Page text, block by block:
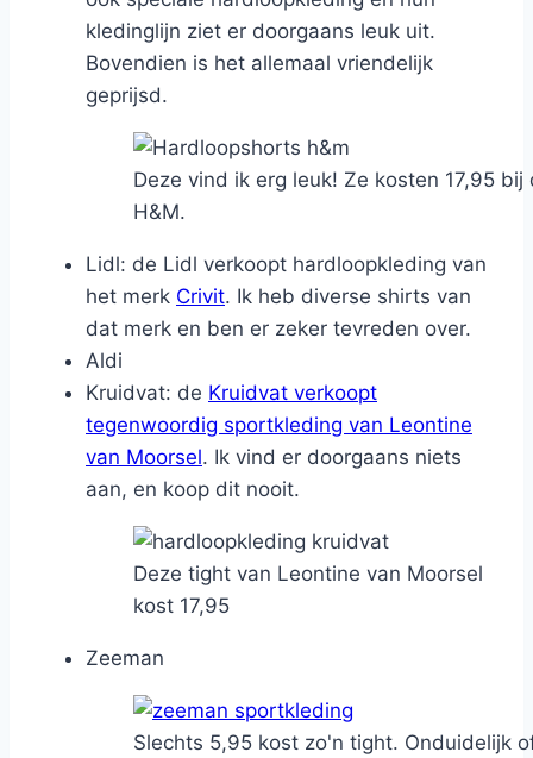
kledinglijn ziet er doorgaans leuk uit.
Bovendien is het allemaal vriendelijk
geprijsd.
Deze vind ik erg leuk! Ze kosten 17,95 bij
H&M.
Lidl: de Lidl verkoopt hardloopkleding van
het merk Crivit. Ik heb diverse shirts van
dat merk en ben er zeker tevreden over.
Aldi
Kruidvat: de Kruidvat verkoopt
tegenwoordig sportkleding van Leontine
van Moorsel. Ik vind er doorgaans niets
aan, en koop dit nooit.
Deze tight van Leontine van Moorsel
kost 17,95
Zeeman
Slechts 5,95 kost zo'n tight. Onduidelijk